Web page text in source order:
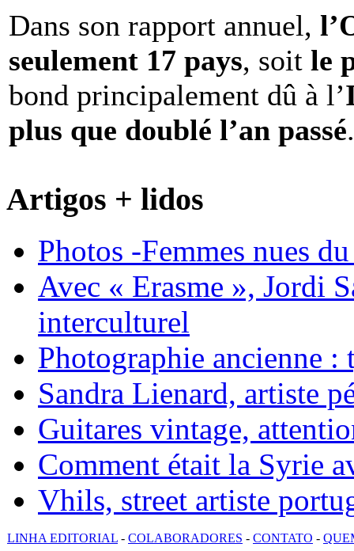
Dans son rapport annuel,
seulement 17 pays, soit le
bond principalement dû à l’
plus que doublé l’an passé.
Artigos + lidos
Photos -Femmes nues
Avec « Erasme », Jordi
interculturel
Photographie ancienne :
Sandra Lienard, artiste
Guitares vintage,
Comment était la Syrie
Vhils, street artiste
LINHA EDITORIAL - COLABORADORES - CONTATO -